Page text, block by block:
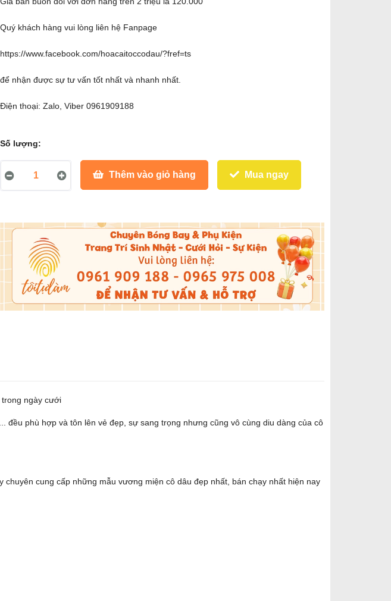
Quý khách hàng vui lòng liên hệ Fanpage
https://www.facebook.com/hoacaitoccodau/?fref=ts
để nhận được sự tư vấn tốt nhất và nhanh nhất.
Điện thoại: Zalo, Viber 0961909188
Số lượng:
Thêm vào giỏ hàng Mua ngay
trong ngày cưới
phù hợp và tôn lên vẻ đẹp, sự sang trọng nhưng cũng vô cùng diu dàng của cô
cung cấp những mẫu vương miện cô dâu đẹp nhất, bán chạy nhất hiện nay